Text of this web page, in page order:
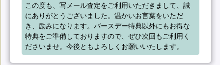
この度も、写メール査定をご利用いただきまして、誠
にありがとうございました。温かいお言葉をいただ
き、励みになります。バースデー特典以外にもお得な
特典をご準備しておりますので、ぜひ次回もご利用く
ださいませ。今後ともよろしくお願いいたします。